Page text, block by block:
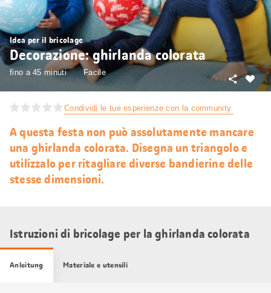
Condividi le tue esperienze con la community.
Idea per il bricolage
Decorazione: ghirlanda colorata
fino a 45 minuti
Facile
Mi
Condividi
A questa festa non può assolutamente mancare
una ghirlanda colorata. Disegna un triangolo e
utilizzalo per ritagliare diverse bandierine delle
stesse dimensioni.
Istruzioni di bricolage per la ghirlanda colorata
Anleitung Materiale e utensili